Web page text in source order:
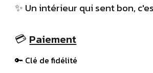
✨ Un intérieur qui sent bon,
💳 Paiement
🔑 Clé de fidélité